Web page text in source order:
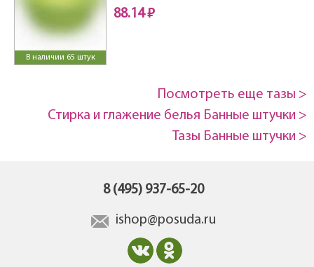
В наличии 65 штук
88.14 ₽
Посмотреть еще тазы >
Стирка и глажение белья Банные штучки >
Тазы Банные штучки >
8 (495) 937-65-20
ishop@posuda.ru